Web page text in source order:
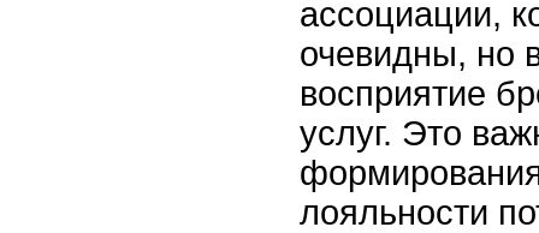
ассоциации,
очевидны, но
восприятие
услуг. Это
лояльности